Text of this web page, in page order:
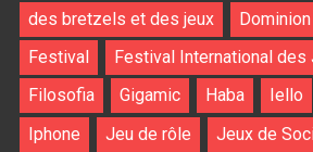
des bretzels et des jeux
Dominion
Festival
Festival International des
Filosofia
Gigamic Haba Iello
Iphone
Jeu de rôle Jeux de